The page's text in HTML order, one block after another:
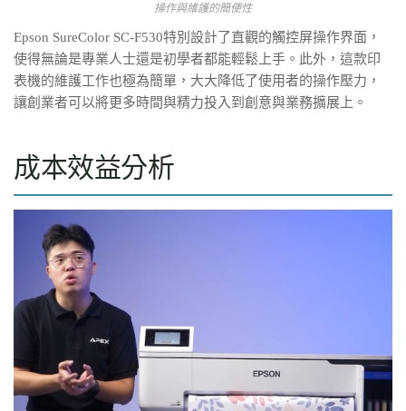
操作與維護的簡便性
Epson SureColor SC-F530特別設計了直觀的觸控屏操作界面，
使得無論是專業人士還是初學者都能輕鬆上手。此外，這款印
表機的維護工作也極為簡單，大大降低了使用者的操作壓力，
讓創業者可以將更多時間與精力投入到創意與業務擴展上。
成本效益分析